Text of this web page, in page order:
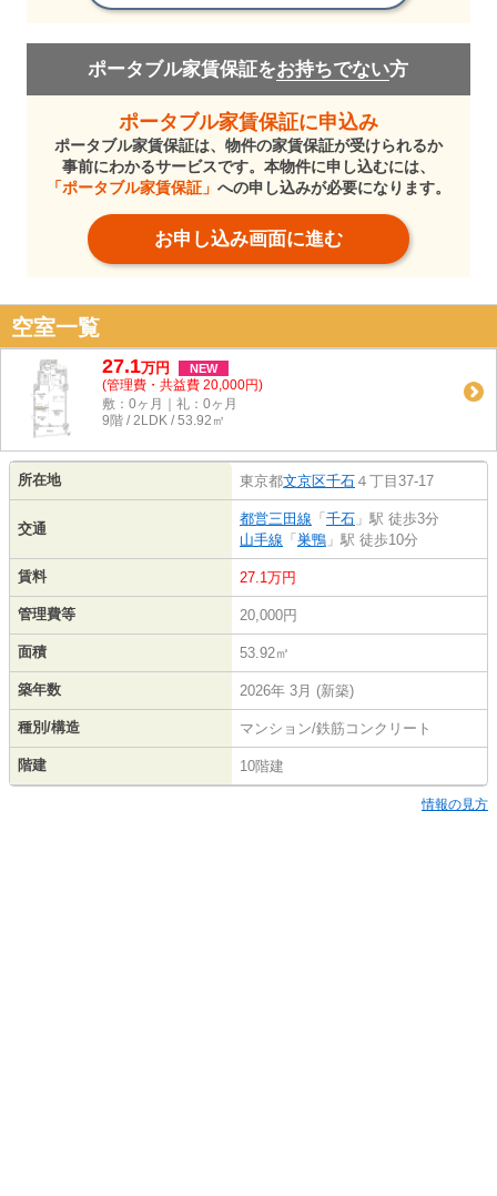
ポータブル家賃保証をお持ちでない方
ポータブル家賃保証に申込み
ポータブル家賃保証は、物件の家賃保証が受けられるか
事前にわかるサービスです。本物件に申し込むには、
「ポータブル家賃保証」 への申し込みが必要になります。
お申し込み画面に進む
空室一覧
27.1万円 NEW
(管理費・共益費 20,000円)
敷：0ヶ月｜礼：0ヶ月
9階 / 2LDK / 53.92㎡
所在地 東京都文京区千石 ４丁目37-17
交通
都営三田線 「 千石 」駅 徒歩3分
山手線 「 巣鴨 」駅 徒歩10分
賃料 27.1万円
管理費等 20,000円
面積 53.92㎡
築年数 2026年 3月 (新築)
種別/構造 マンション/鉄筋コンクリート
階建 10階建
情報の見方